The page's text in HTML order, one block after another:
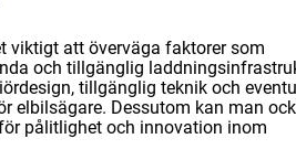
viktigt att överväga faktorer som
och tillgänglig
tillgänglig teknik och
elbilsägare. Dessutom kan man
pålitlighet och innovation inom